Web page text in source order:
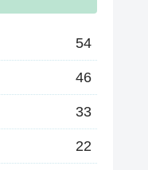
54
46
33
22